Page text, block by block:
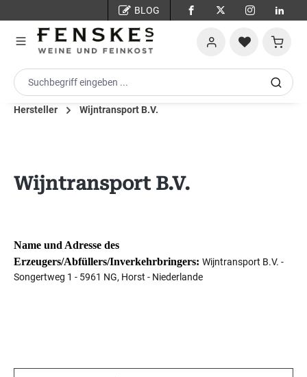
BLOG
Hersteller Wijntransport B.V.
Wijntransport B.V.
Name und Adresse des
Erzeugers/Abfüllers/Inverkehrbringers: Wijntransport B.V. -
Songertweg 1 - 5961 NG, Horst - Niederlande